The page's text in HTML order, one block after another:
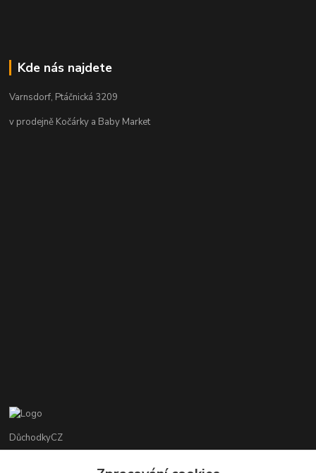
Kde nás najdete
Varnsdorf, Ptáčnická 3209
v prodejně Kočárky a Baby Market
DůchodkyCZ